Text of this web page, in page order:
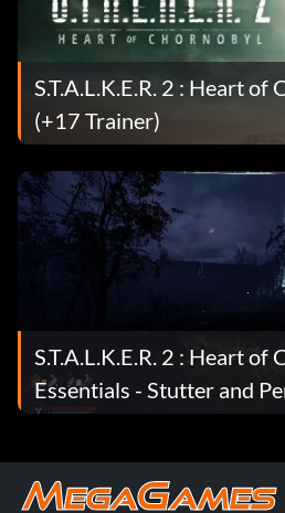
S.T.A.L.K.E.R. 2 : Heart of
(+17 Trainer)
S.T.A.L.K.E.R. 2 : Heart of
Essentials - Stutter and
v1.9